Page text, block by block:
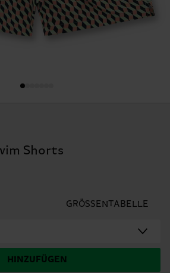
Shorts
GRÖSSENTABELLE
HINZUFÜGEN